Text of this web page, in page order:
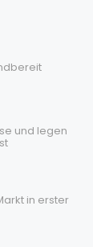
und legen
in erster